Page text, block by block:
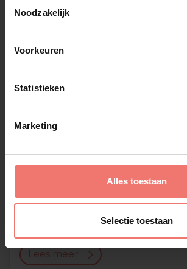
Noodzakelijk
Voorkeuren
Statistieken
Marketing
Alles toestaan
Selectie toestaan
Lees meer